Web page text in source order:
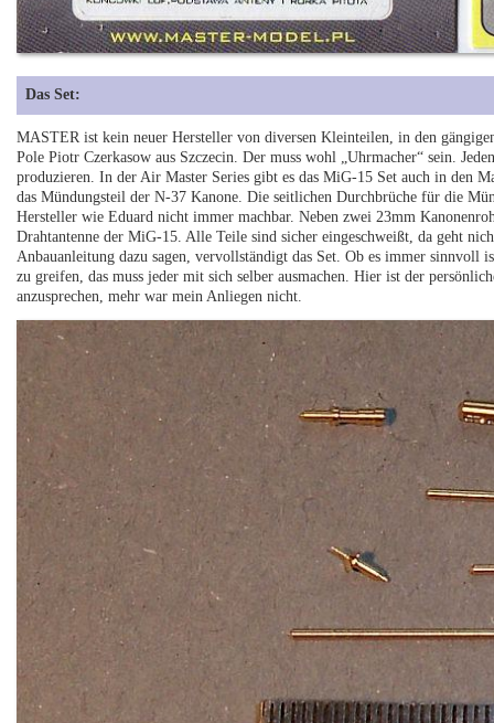
Das Set:
MASTER ist kein neuer Hersteller von diversen Kleinteilen, in den
Pole Piotr Czerkasow aus Szczecin. Der muss wohl „Uhrmacher“ sein.
produzieren. In der Air Master Series gibt es das MiG-15 Set auch in den
das Mündungsteil der N-37 Kanone. Die seitlichen Durchbrüche für die
Hersteller wie Eduard nicht immer machbar. Neben zwei 23mm
Drahtantenne der MiG-15. Alle Teile sind sicher eingeschweißt, da geht
Anbauanleitung dazu sagen, vervollständigt das Set. Ob es immer
zu greifen, das muss jeder mit sich selber ausmachen. Hier ist der
anzusprechen, mehr war mein Anliegen nicht.